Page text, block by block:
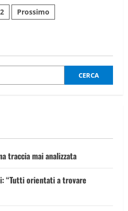
2 Prossimo
CERCA
traccia mai analizzata
“Tutti orientati a trovare